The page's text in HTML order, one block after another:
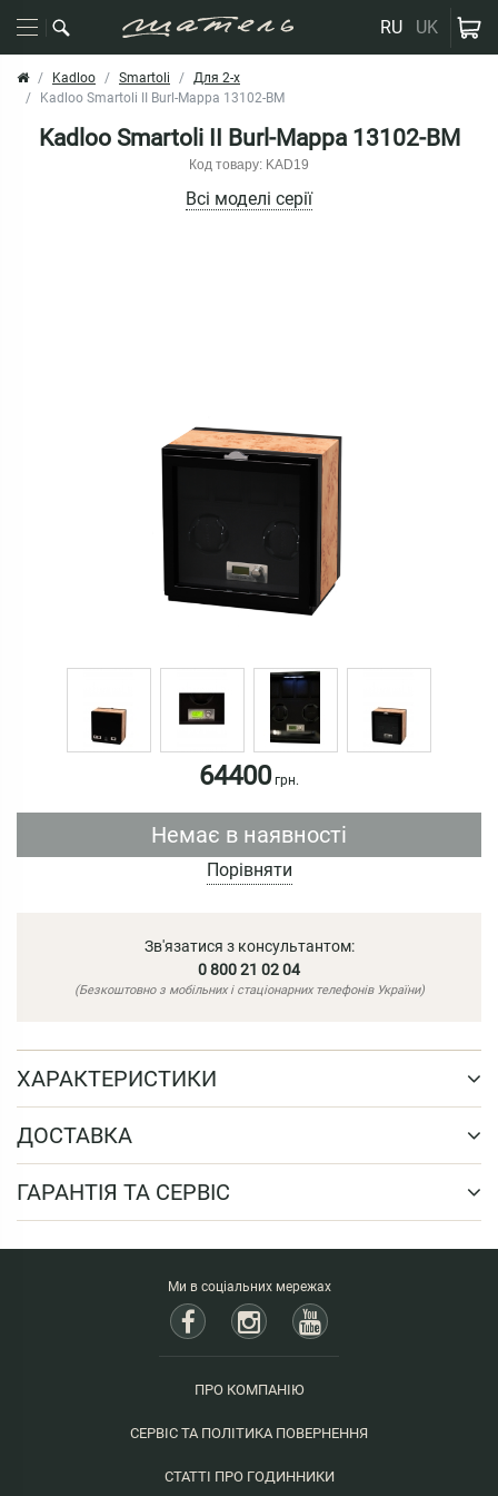
RU UK
Kadloo Smartoli
Для 2-х
Kadloo Smartoli II Burl-Mappa 13102-BM
Kadloo Smartoli II Burl-Mappa 13102-BM
Код товару: KAD19
Всі моделі серії
64400грн.
Немає в наявності
Порівняти
Зв'язатися з консультантом:
0 800 21 02 04
(Безкоштовно з мобільних і стаціонарних телефонів України)
ХАРАКТЕРИСТИКИ
ДОСТАВКА
ГАРАНТІЯ ТА СЕРВІС
Ми в соціальних мережах
ПРО КОМПАНІЮ
СЕРВІС ТА ПОЛІТИКА ПОВЕРНЕННЯ
СТАТТІ ПРО ГОДИННИКИ